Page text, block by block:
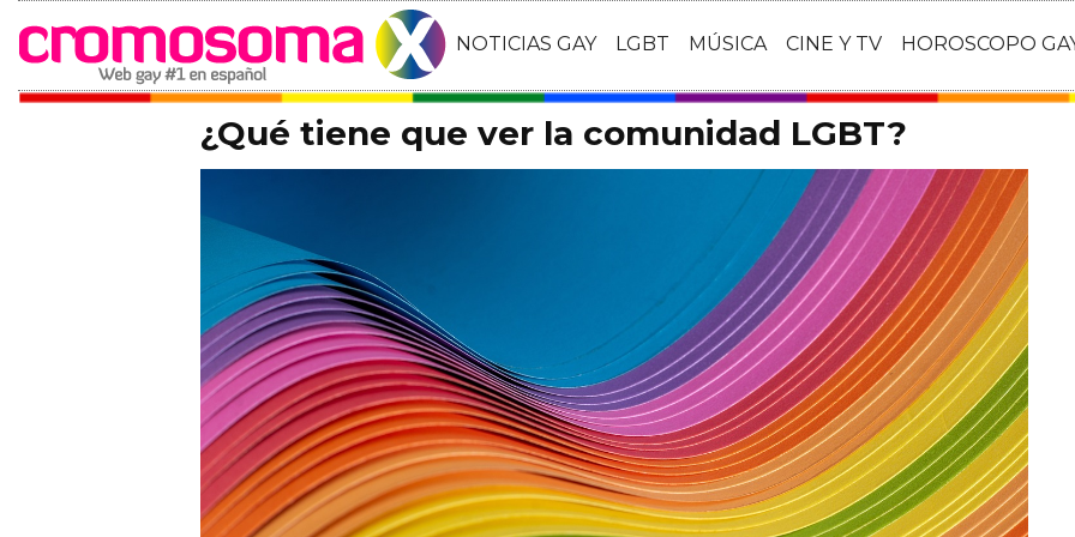
NOTICIAS GAY LGBT MÚSICA CINE Y TV HOROSCOPO
¿Qué tiene que ver la comunidad LGBT?